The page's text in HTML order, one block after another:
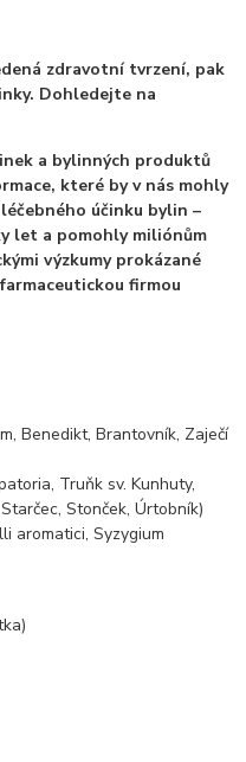
zdravotní tvrzení, pak
Dohledejte na
a bylinných produktů
které by v nás mohly
účinku bylin –
let a pomohly miliónům
výzkumy prokázané
firmou
Benedikt, Brantovník, Zaječí
Truňk sv. Kunhuty,
Stonček, Úrtobník)
aromatici, Syzygium